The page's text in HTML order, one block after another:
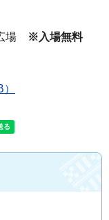
場 ※入場無料